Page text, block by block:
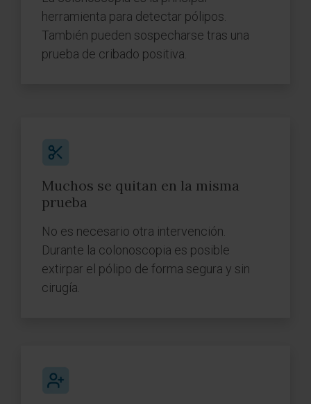
herramienta para detectar pólipos.
También pueden sospecharse tras una
prueba de cribado positiva.
Muchos se quitan en la misma
prueba
No es necesario otra intervención.
Durante la colonoscopia es posible
extirpar el pólipo de forma segura y sin
cirugía.